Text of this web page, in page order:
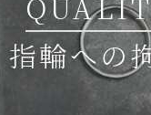
指輪への